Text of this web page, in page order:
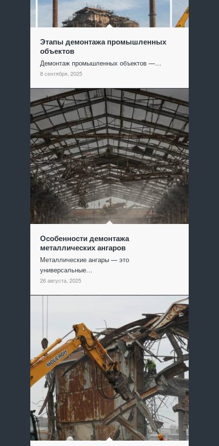
Этапы демонтажа промышленных
объектов
Демонтаж промышленных объектов —…
8 сентября, 2025
Особенности демонтажа
металлических ангаров
Металлические ангары — это
универсальные…
26 августа, 2025